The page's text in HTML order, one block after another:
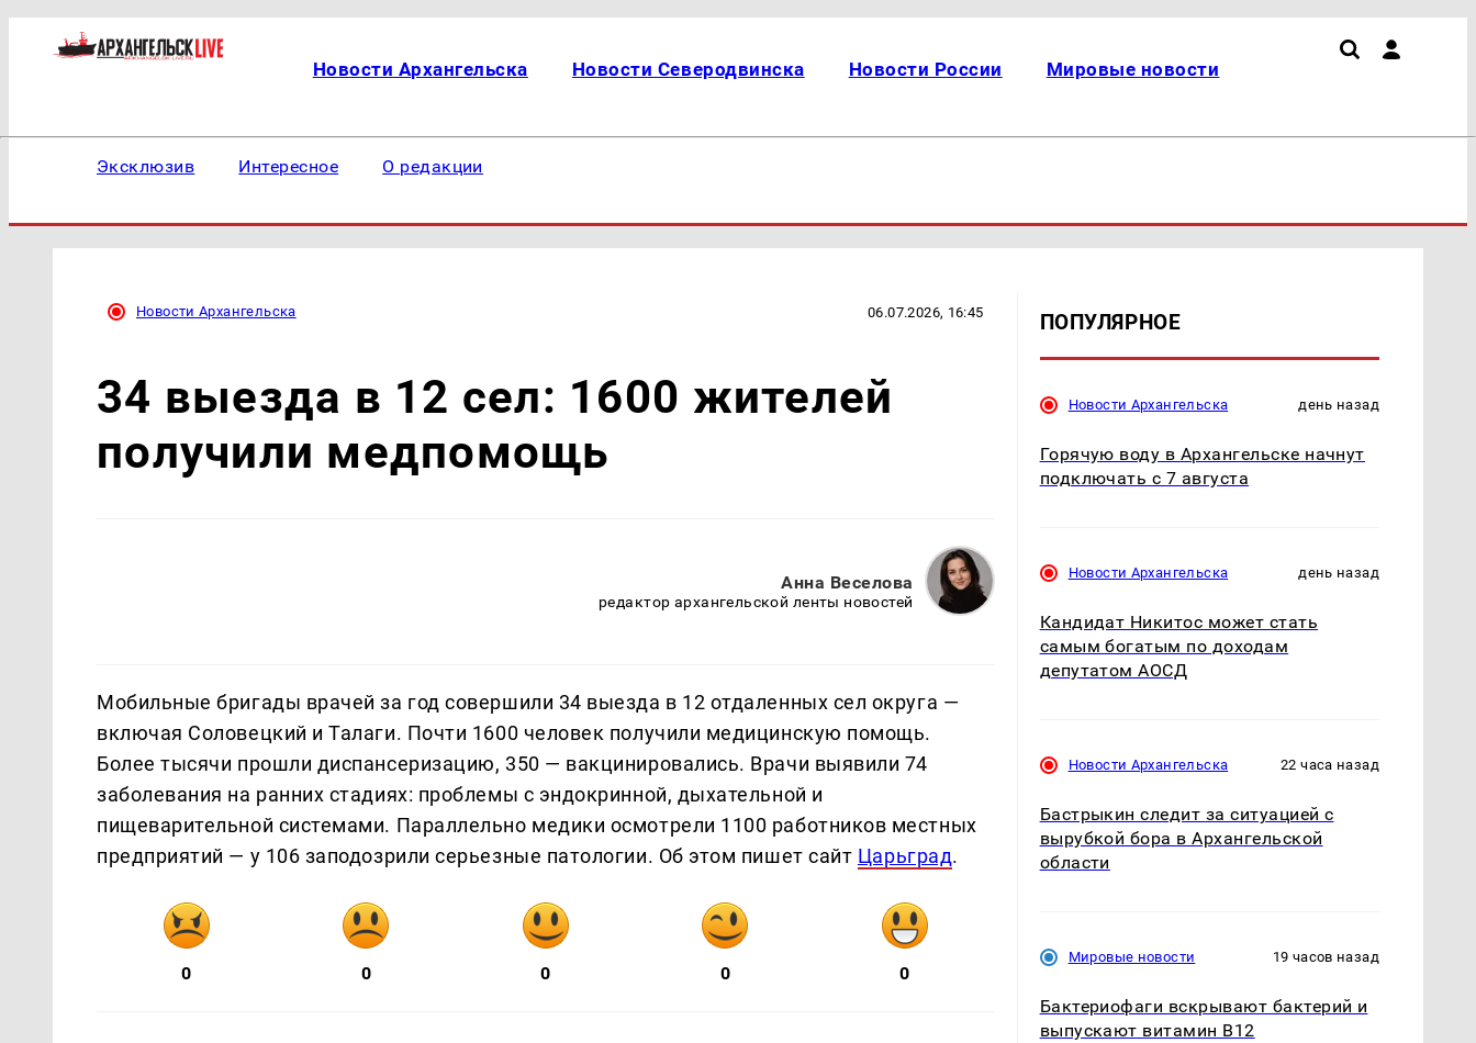
Новости Архангельска Новости Северодвинска Новости России Мировые новости
Эксклюзив Интересное О редакции
Новости Архангельска 06.07.2026, 16:45
34 выезда в 12 сел: 1600 жителей
получили медпомощь
Анна Веселова
редактор архангельской ленты новостей
Мобильные бригады врачей за год совершили 34 выезда в 12 отдаленных сел округа —
включая Соловецкий и Талаги. Почти 1600 человек получили медицинскую помощь.
Более тысячи прошли диспансеризацию, 350 — вакцинировались. Врачи выявили 74
заболевания на ранних стадиях: проблемы с эндокринной, дыхательной и
пищеварительной системами. Параллельно медики осмотрели 1100 работников местных
предприятий — у 106 заподозрили серьезные патологии. Об этом пишет сайт Царьград.
0 0 0 0 0
ПОПУЛЯРНОЕ
Новости Архангельска день назад
Горячую воду в Архангельске начнут
подключать с 7 августа
Новости Архангельска день назад
Кандидат Никитос может стать
самым богатым по доходам
депутатом АОСД
Новости Архангельска 22 часа назад
Бастрыкин следит за ситуацией с
вырубкой бора в Архангельской
области
Мировые новости 19 часов назад
Бактериофаги вскрывают бактерий и
выпускают витамин B12